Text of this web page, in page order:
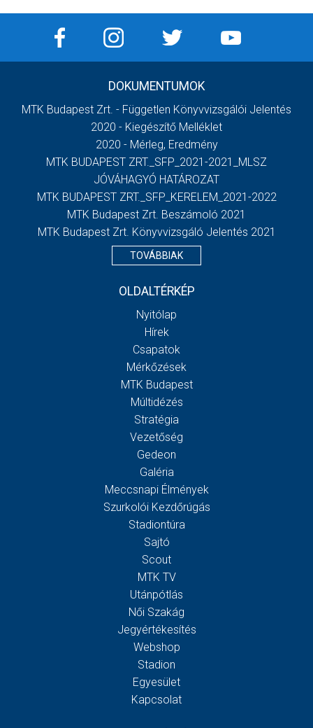
DOKUMENTUMOK
MTK Budapest Zrt. - Független Könyvvizsgálói Jelentés
2020 - Kiegészítő Melléklet
2020 - Mérleg, Eredmény
MTK BUDAPEST ZRT._SFP_2021-2021_MLSZ
JÓVÁHAGYÓ HATÁROZAT
MTK BUDAPEST ZRT._SFP_KERELEM_2021-2022
MTK Budapest Zrt. Beszámoló 2021
MTK Budapest Zrt. Könyvvizsgáló Jelentés 2021
TOVÁBBIAK
OLDALTÉRKÉP
Nyitólap
Hírek
Csapatok
Mérkőzések
MTK Budapest
Múltidézés
Stratégia
Vezetőség
Gedeon
Galéria
Meccsnapi Élmények
Szurkolói Kezdőrúgás
Stadiontúra
Sajtó
Scout
MTK TV
Utánpótlás
Női Szakág
Jegyértékesítés
Webshop
Stadion
Egyesület
Kapcsolat